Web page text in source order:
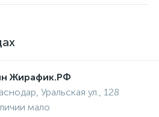
Жирафик.РФ
Уральская ул., 128
мало